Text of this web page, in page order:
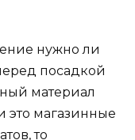
нужно ли
посадкой
материал
это магазинные
то